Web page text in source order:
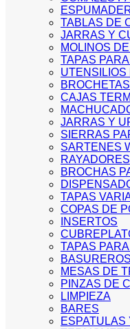
TABLAS DE
JARRAS Y
MOLINOS
TAPAS
CAJAS
JARRAS Y
SIERRAS
SARTENES
RAYADORES
BROCHAS
TAPAS
COPAS DE
INSERTOS
TAPAS
BASUREROS
MESAS DE
PINZAS DE
LIMPIEZA
BARES
ESPATULAS